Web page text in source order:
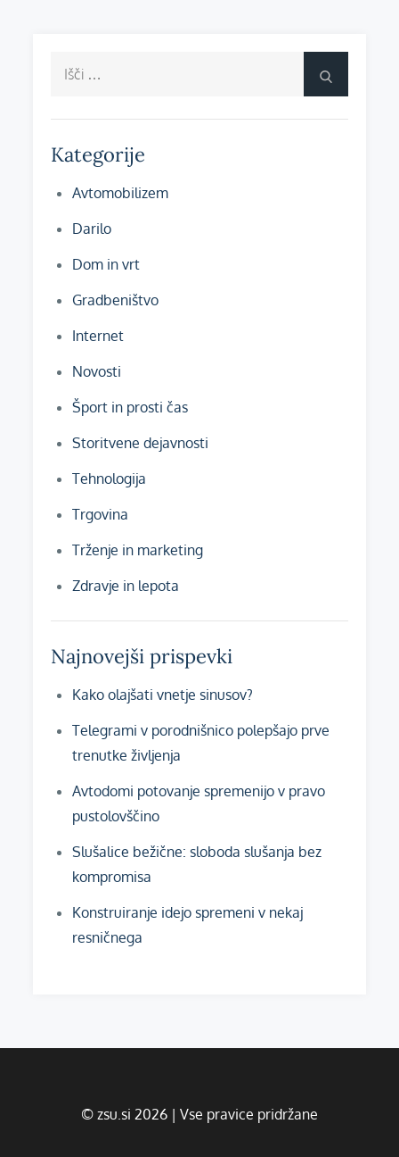
Išči:
Kategorije
Avtomobilizem
Darilo
Dom in vrt
Gradbeništvo
Internet
Novosti
Šport in prosti čas
Storitvene dejavnosti
Tehnologija
Trgovina
Trženje in marketing
Zdravje in lepota
Najnovejši prispevki
Kako olajšati vnetje sinusov?
Telegrami v porodnišnico polepšajo prve
trenutke življenja
Avtodomi potovanje spremenijo v pravo
pustolovščino
Slušalice bežične: sloboda slušanja bez
kompromisa
Konstruiranje idejo spremeni v nekaj
resničnega
© zsu.si 2026 | Vse pravice pridržane